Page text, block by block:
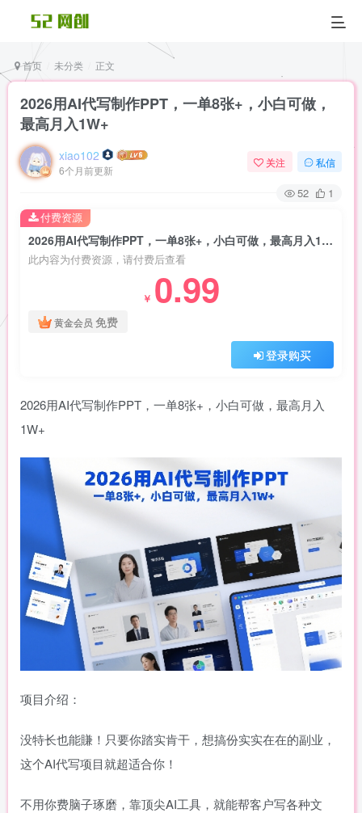
首页 未分类 正文
2026用AI代写制作PPT，一单8张+，小白可做，
最高月入1W+
xiao102
6个月前更新
关注 私信
52 1
2026用AI代写制作PPT，一单8张+，小白可做，最高月入1W+
此内容为付费资源，请付费后查看
￥ 0.99
黄金会员 免费
登录购买
付费资源
2026用AI代写制作PPT，一单8张+，小白可做，最高月入
1W+
项目介绍：
没特长也能賺！只要你踏实肯干，想搞份实实在在的副业，
这个AI代写项目就超适合你！
不用你费脑子琢磨，靠顶尖AI工具，就能帮客户写各种文